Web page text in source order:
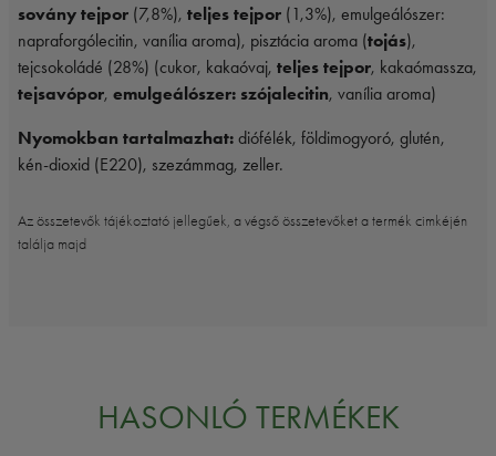
sovány tejpor (7,8%), teljes tejpor (1,3%), emulgeálószer:
napraforgólecitin, vanília aroma), pisztácia aroma (tojás),
tejcsokoládé (28%) (cukor, kakaóvaj, teljes tejpor, kakaómassza,
tejsavópor, emulgeálószer: szójalecitin, vanília aroma)
Nyomokban tartalmazhat: diófélék, földimogyoró, glutén,
kén-dioxid (E220), szezámmag, zeller.
Az összetevők tájékoztató jellegűek, a végső összetevőket a termék cimkéjén
találja majd
HASONLÓ TERMÉKEK